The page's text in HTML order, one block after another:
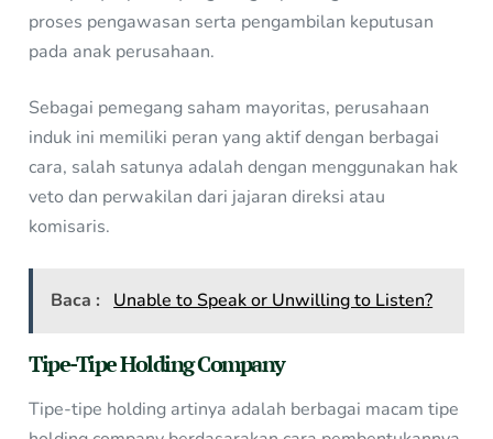
proses pengawasan serta pengambilan keputusan
pada anak perusahaan.
Sebagai pemegang saham mayoritas, perusahaan
induk ini memiliki peran yang aktif dengan berbagai
cara, salah satunya adalah dengan menggunakan hak
veto dan perwakilan dari jajaran direksi atau
komisaris.
Baca : Unable to Speak or Unwilling to Listen?
Tipe-Tipe Holding Company
Tipe-tipe holding artinya adalah berbagai macam tipe